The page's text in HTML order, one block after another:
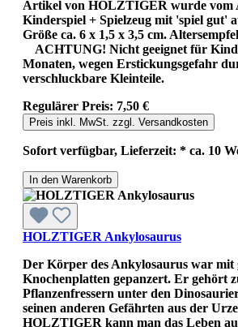
Artikel von HOLZTIGER wurde vom
Kinderspiel + Spielzeug mit 'spiel gut'
Größe ca. 6 x 1,5 x 3,5 cm.
ACHTUNG! Nicht geeignet für
Monaten, wegen Erstickungsgefahr
verschluckbare Kleinteile.
Regulärer Preis: 7,50 €
Preis inkl. MwSt. zzgl. Versandkosten
Sofort verfügbar, Lieferzeit: * ca. 10
In den Warenkorb
HOLZTIGER Ankylosaurus
Der Körper des Ankylosaurus war mit
Knochenplatten gepanzert. Er gehört
Pflanzenfressern unter den
seinen anderen Gefährten aus der
HOLZTIGER kann man das Leben